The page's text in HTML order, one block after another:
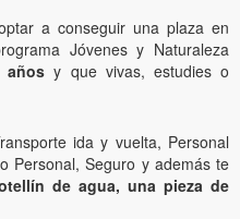
a conseguir una plaza en
Jóvenes y Naturaleza
años y que vivas, estudies o
ida y vuelta, Personal
Personal, Seguro y además te
de agua, una pieza de